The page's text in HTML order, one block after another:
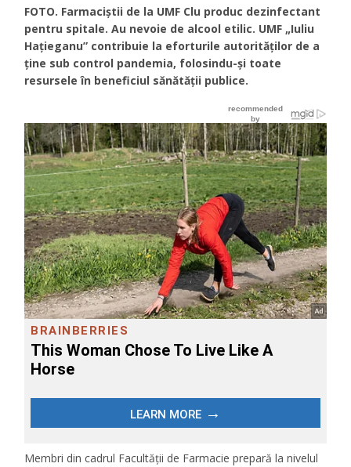
FOTO. Farmaciștii de la UMF Clu produc dezinfectant
pentru spitale. Au nevoie de alcool etilic. UMF „Iuliu
Hațieganu” contribuie la eforturile autorităților de a
ține sub control pandemia, folosindu-și toate
resursele în beneficiul sănătăţii publice.
Membri din cadrul Facultății de Farmacie prepară la nivelul